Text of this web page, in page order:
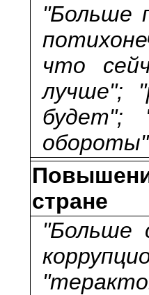
"Больше
что
лучше";
будет";
стране
"Больше